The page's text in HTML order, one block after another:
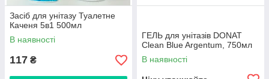
Засіб для унітазу Туалетне
Каченя 5в1 500мл
В наявності
117 ₴
ГЕЛЬ для унітазів DONAT
Clean Blue Argentum, 750мл
В наявності